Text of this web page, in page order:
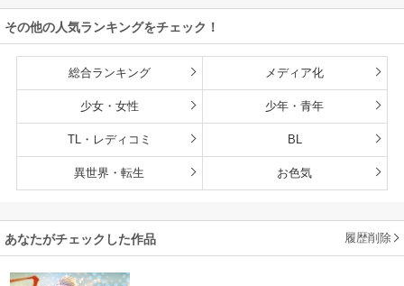
その他の人気ランキングをチェック！
総合ランキング メディア化
少女・女性 少年・青年
TL・レディコミ BL
異世界・転生 お色気
あなたがチェックした作品 履歴削除